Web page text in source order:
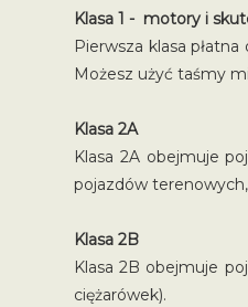
Klasa 1 - motory i
Pierwsza klasa
Możesz użyć taśmy
Klasa 2A
Klasa 2A obejmuje
pojazdów
Klasa 2B
Klasa 2B obejmuje
ciężarówek).